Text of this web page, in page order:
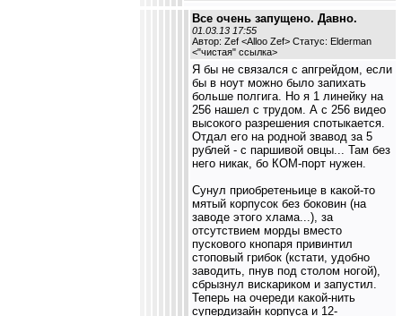
Все очень запущено. Давно.
01.03.13 17:55
Автор: Zef <Alloo Zef> Статус: Elderman
<"чистая" ссылка>
Я бы не связался с апгрейдом, если
бы в ноут можно было запихать
больше полгига. Но я 1 линейку на
256 нашел с трудом. А с 256 видео
высокого разрешения спотыкается.
Отдал его на родной звавод за 5
рублей - с паршивой овцы... Там без
него никак, бо КОМ-порт нужен.
Сунул приобретеньице в какой-то
мятый корпусок без боковин (на
заводе этого хлама...), за
отсутствием морды вместо
пускового кнопаря привинтил
стоповый грибок (кстати, удобно
заводить, пнув под столом ногой),
сбрызнул вискариком и запустил.
Теперь на очереди какой-нить
супердизайн корпуса и 12-